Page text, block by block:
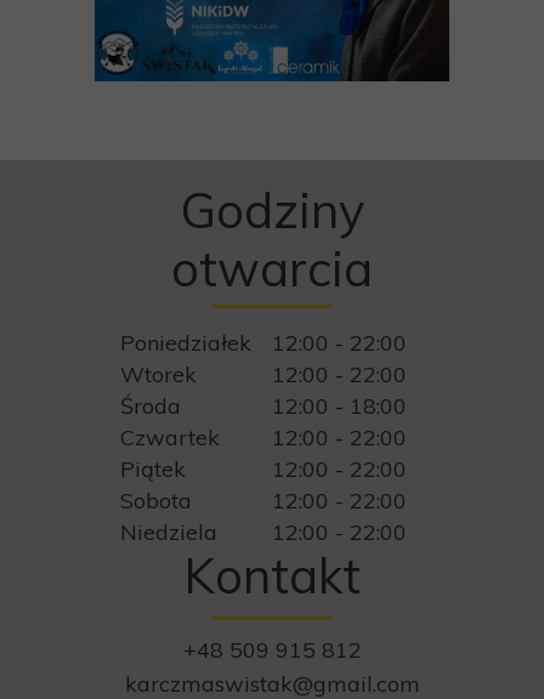
Kontakt
+48 509 915 812
karczmaswistak@gmail.com
Godziny
otwarcia
Poniedziałek
Wtorek
Środa
Czwartek
Piątek
Sobota
Niedziela
12:00 - 22:00
12:00 - 22:00
12:00 - 18:00
12:00 - 22:00
12:00 - 22:00
12:00 - 22:00
12:00 - 22:00